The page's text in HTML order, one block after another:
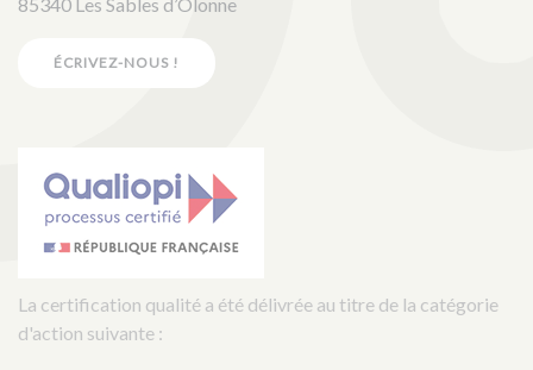
ÉCRIVEZ-NOUS !
La certification qualité a été délivrée au titre de la catégorie
d'action suivante :